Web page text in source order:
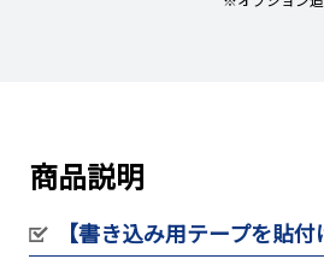
商品説明
【書き込み用テープを貼付